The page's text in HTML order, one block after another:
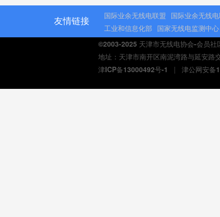
友情链接 国际业余无线电联盟 国际业余无线
工业和信息化部 国家无线电监测中心
©2003-2025 天津市无线电协会-会员社
地址：天津市南开区南泥湾路与延安
津ICP备13000492号-1 | 津公网安备